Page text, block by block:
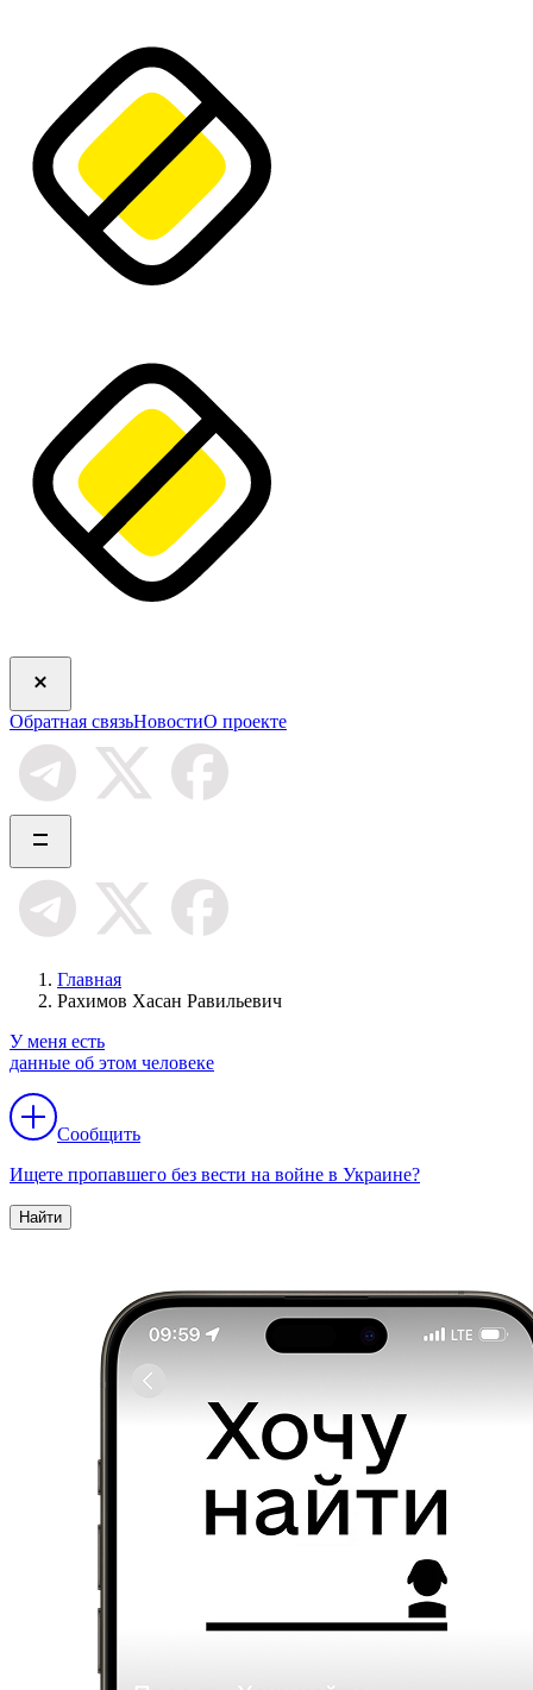
Обратная связьНовостиО проекте
Главная
Рахимов Хасан Равильевич
У меня есть
данные об этом человеке
Сообщить
Ищете пропавшего без вести на войне в Украине?
Найти